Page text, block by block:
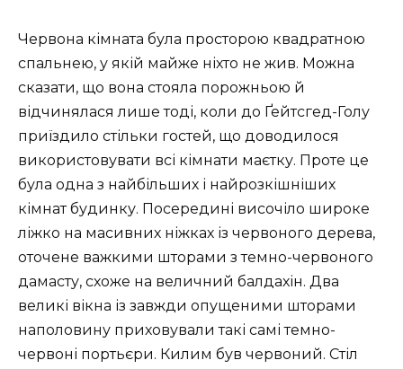
Червона кімната була просторою квадратною
спальнею, у якій майже ніхто не жив. Можна
сказати, що вона стояла порожньою й
відчинялася лише тоді, коли до Ґейтсгед-Голу
приїздило стільки гостей, що доводилося
використовувати всі кімнати маєтку. Проте це
була одна з найбільших і найрозкішніших
кімнат будинку. Посередині височіло широке
ліжко на масивних ніжках із червоного дерева,
оточене важкими шторами з темно-червоного
дамасту, схоже на величний балдахін. Два
великі вікна із завжди опущеними шторами
наполовину приховували такі самі темно-
червоні портьєри. Килим був червоний. Стіл